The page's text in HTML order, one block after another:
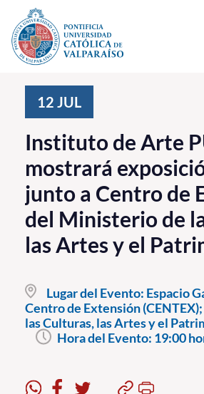
Click acá para ir directamente al contenido
Investigación, Creación e Innovación
PUCV Internacional
Vinculación con el Medio
Admisión
Pregrado
Postgrado
Formación Continua
Académicos
12 JUL
Instituto de Arte
mostrará
junto a Centro de
del Ministerio de
las Artes y el
Lugar del Evento: Espacio
Centro de Extensión
las Culturas, las Artes y el
Hora del Evento: 19:00